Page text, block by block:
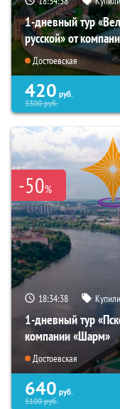
1-дневный тур
русской» от
Достоевская
420 руб.
3300руб.
-50%
18:34:37
1-дневный тур
компании «Шарм»
Достоевская
640 руб.
5100руб.